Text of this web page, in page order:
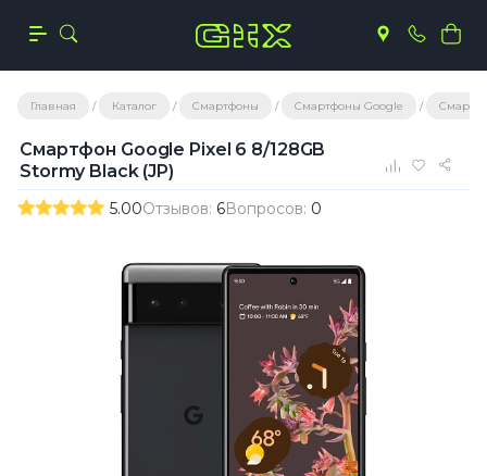
Главная Каталог Смартфоны Смартфоны Google
Смартфон Google Pixel 6 8/128GB
Stormy Black (JP)
5.00Отзывов: 6Вопросов: 0